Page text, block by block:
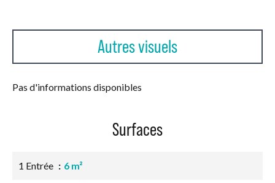
Autres visuels
Pas d'informations disponibles
Surfaces
1 Entrée 6 m²